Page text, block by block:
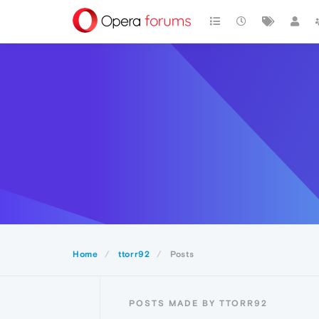
Home ttorr92 Posts
POSTS MADE BY TTORR92